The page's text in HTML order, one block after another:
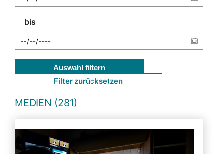
bis
Auswahl filtern
Filter zurücksetzen
MEDIEN (281)